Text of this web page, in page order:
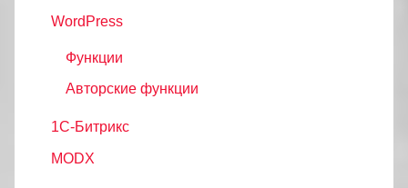
WordPress
Функции
Авторские функции
1С-Битрикс
MODX